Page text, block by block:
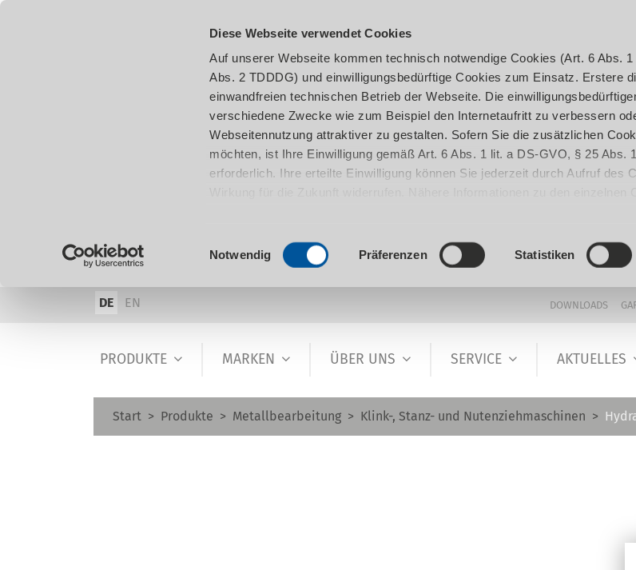
Diese Webseite verwendet Cookies
Auf unserer Webseite kommen technisch notwendige Cookies (Art. 6 Abs.
Abs. 2 TDDDG) und einwilligungsbedürftige Cookies zum Einsatz. Erstere
einwandfreien technischen Betrieb der Webseite. Die
verschiedene Zwecke wie zum Beispiel den Internetaufritt zu verbessern
Webseitennutzung attraktiver zu gestalten. Sofern Sie die zusätzlichen
möchten, ist Ihre Einwilligung gemäß Art. 6 Abs. 1 lit. a DS-GVO, § 25 Abs.
erforderlich. Ihre erteilte Einwilligung können Sie jederzeit durch Aufruf des
Einwilligungsauswahl
Notwendig Präferenzen Statistiken
DE EN DOWNLOADS
PRODUKTE MARKEN ÜBER UNS SERVICE AKTUELLES
Start Produkte Metallbearbeitung Klink-, Stanz- und Nutenziehmaschinen